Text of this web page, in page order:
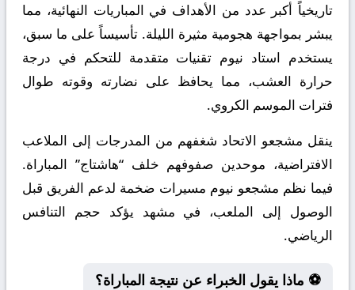
تاريخياً أكبر عدد من الأهداف في المباريات النهائية، مما
يبشر بمواجهة هجومية مثيرة الليلة. تأسيساً على ما سبق،
يستخدم استاد نيوم تقنيات متقدمة للتحكم في درجة
حرارة العشب، مما يحافظ على نضارته وقوته طوال
فترات الموسم الكروي.
ينقل مشجعو الاتحاد شغفهم من المدرجات إلى الملاعب
الافتراضية، موحدين صفوفهم خلف “هاشتاج” المباراة.
فيما نظم مشجعو نيوم مسيرات ضخمة لدعم الفريق قبل
الوصول إلى الملعب، في مشهد يؤكد حجم التنافس
الرياضي.
⚽ ماذا يقول الخبراء عن نتيجة المباراة؟